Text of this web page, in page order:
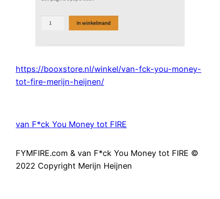
https://booxstore.nl/winkel/van-fck-you-money-
tot-fire-merijn-heijnen/
van F*ck You Money tot FIRE
FYMFIRE.com & van F*ck You Money tot FIRE ©
2022 Copyright Merijn Heijnen